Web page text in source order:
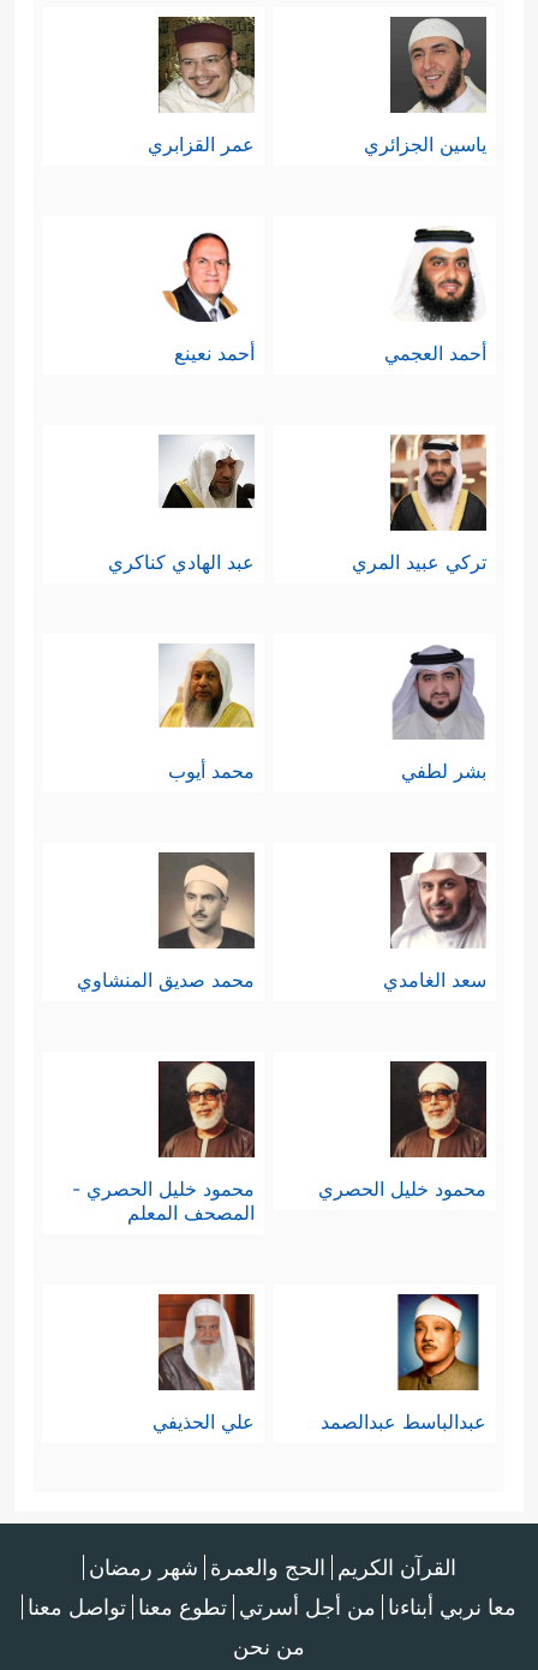
ياسين الجزائري عمر القزابري
أحمد العجمي أحمد نعينع
تركي عبيد المري عبد الهادي كناكري
بشر لطفي محمد أيوب
سعد الغامدي محمد صديق المنشاوي
محمود خليل الحصري
محمود خليل الحصري -
المصحف المعلم
عبدالباسط عبدالصمد علي الحذيفي
القرآن الكريم الحج والعمرة شهر رمضان
معا نربي أبناءنا من أجل أسرتي تطوع معنا تواصل معنا
من نحن